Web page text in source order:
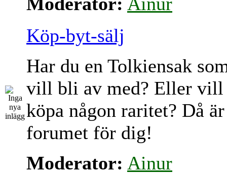
Köp-byt-sälj
Har du en Tolkiensak
vill bli av med? Eller vill
köpa någon raritet? Då
forumet för dig!
Moderator: Ainur